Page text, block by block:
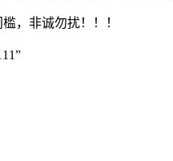
，非诚勿扰！！！